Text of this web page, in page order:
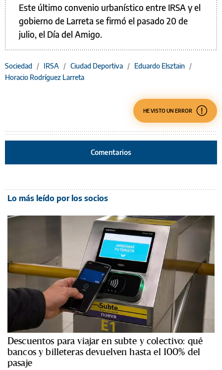
Este último convenio urbanístico entre IRSA y el
gobierno de Larreta se firmó el pasado 20 de
julio, el Día del Amigo.
Sociedad / IRSA / Ciudad Deportiva / Eduardo Elsztain /
Horacio Rodríguez Larreta
HE VISTO UN ERROR
Comentarios
Lo más leído por los socios
Descuentos para viajar en subte y colectivo: qué
bancos y billeteras devuelven hasta el 100% del
pasaje